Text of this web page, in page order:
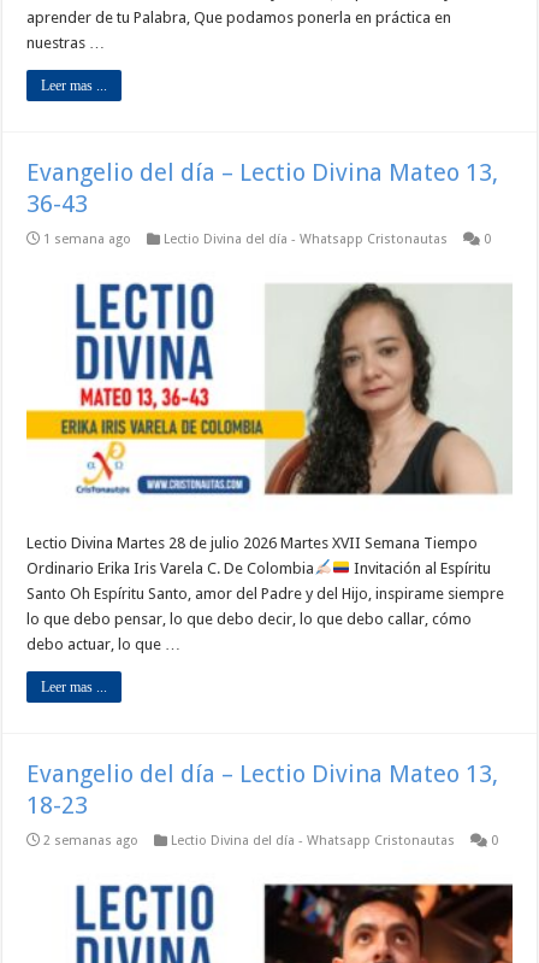
aprender de tu Palabra, Que podamos ponerla en práctica en
nuestras …
Leer mas ...
Evangelio del día – Lectio Divina Mateo 13,
36-43
1 semana ago Lectio Divina del día - Whatsapp Cristonautas 0
Lectio Divina Martes 28 de julio 2026 Martes XVII Semana Tiempo
Ordinario Erika Iris Varela C. De Colombia
Invitación al Espíritu
Santo Oh Espíritu Santo, amor del Padre y del Hijo, inspirame siempre
lo que debo pensar, lo que debo decir, lo que debo callar, cómo
debo actuar, lo que …
Leer mas ...
Evangelio del día – Lectio Divina Mateo 13,
18-23
2 semanas ago Lectio Divina del día - Whatsapp Cristonautas 0